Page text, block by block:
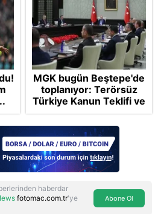
MGK bugün Beştepe'de
toplanıyor: Terörsüz
Türkiye Kanun Teklifi ve
bölgesel güvenlik
başlıkları masada
haberdar
fotomac.com.tr'ye
Abone Ol